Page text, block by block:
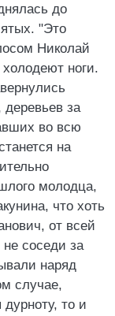
до
"Это
Николай
холодеют ноги.
за
во всю
на
молодца,
что хоть
от всей
соседи за
наряд
случае,
то и